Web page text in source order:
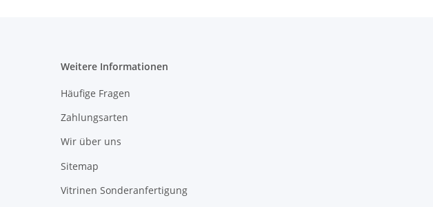
Weitere Informationen
Häufige Fragen
Zahlungsarten
Wir über uns
Sitemap
Vitrinen Sonderanfertigung